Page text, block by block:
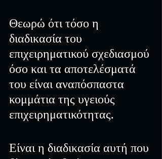
Θεωρώ ότι τόσο η
διαδικασία του
επιχειρηματικού σχεδιασμού
όσο και τα αποτελέσματά
του είναι αναπόσπαστα
κομμάτια της υγειούς
επιχειρηματικότητας.
Είναι η διαδικασία αυτή που